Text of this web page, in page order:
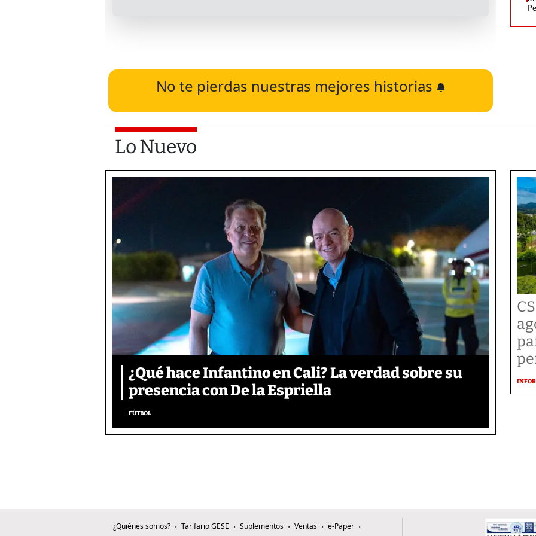
No te pierdas nuestras mejores historias
Lo Nuevo
¿Qué hace Infantino en Cali? La verdad sobre su
presencia con De la Espriella
FÚTBOL
¿Quiénes somos? Tarifario GESE Suplementos Ventas e-Paper